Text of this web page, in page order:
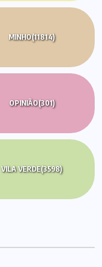
MINHO(11814)
OPINIÃO(301)
VILA VERDE(3598)